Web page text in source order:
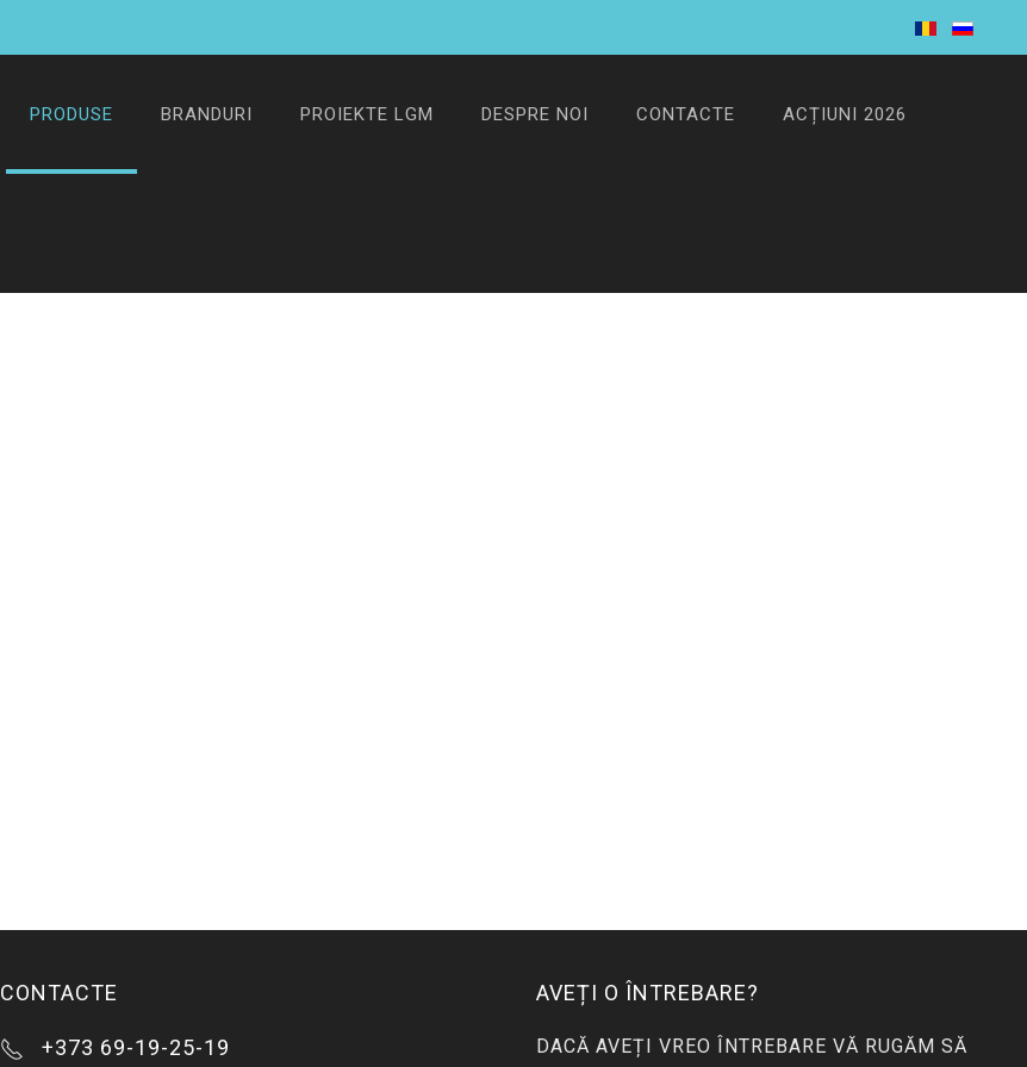
PRODUSE BRANDURI PROIEKTE LGM DESPRE NOI CONTACTE ACȚIUNI 2026
CONTACTE
+373 69-19-25-19
AVEȚI O ÎNTREBARE?
DACĂ AVEȚI VREO ÎNTREBARE VĂ RUGĂM SĂ